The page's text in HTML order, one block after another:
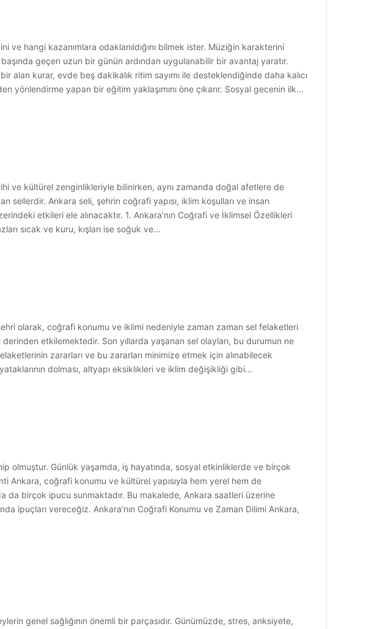
ve hangi kazanımlara odaklanıldığını bilmek ister. Müziğin karakterini
geçen uzun bir günün ardından uygulanabilir bir avantaj yaratır.
alan kurar, evde beş dakikalık ritim sayımı ile desteklendiğinde daha kalıcı
yapan bir eğitim yaklaşımını öne çıkarır. Sosyal gecenin ilk…
ve kültürel zenginlikleriyle bilinirken, aynı zamanda doğal afetlere de
sellerdir. Ankara seli, şehrin coğrafi yapısı, iklim koşulları ve insan
etkileri ele alınacaktır. 1. Ankara’nın Coğrafi ve İklimsel Özellikleri
sıcak ve kuru, kışları ise soğuk ve…
olarak, coğrafi konumu ve iklimi nedeniyle zaman zaman sel felaketleri
etkilemektedir. Son yıllarda yaşanan sel olayları, bu durumun ne
zararları ve bu zararları minimize etmek için alınabilecek
dolması, altyapı eksiklikleri ve iklim değişikliği gibi…
olmuştur. Günlük yaşamda, iş hayatında, sosyal etkinliklerde ve birçok
Ankara, coğrafi konumu ve kültürel yapısıyla hem yerel hem de
da birçok ipucu sunmaktadır. Bu makalede, Ankara saatleri üzerine
ipuçları vereceğiz. Ankara’nın Coğrafi Konumu ve Zaman Dilimi Ankara,
genel sağlığının önemli bir parçasıdır. Günümüzde, stres, anksiyete,